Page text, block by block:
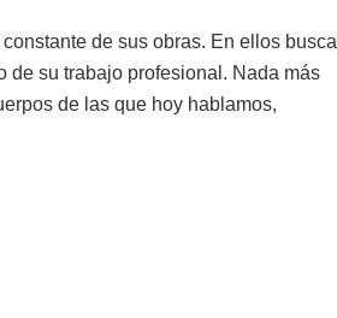
de sus obras. En ellos busca
de su trabajo profesional. Nada más
de las que hoy hablamos,